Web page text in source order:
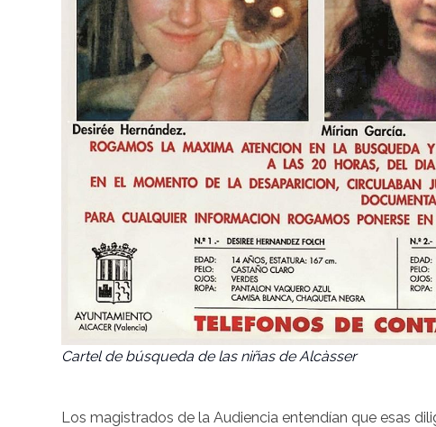
Cartel de búsqueda de las niñas de Alcàsser
Los magistrados de la Audiencia entendían que esas